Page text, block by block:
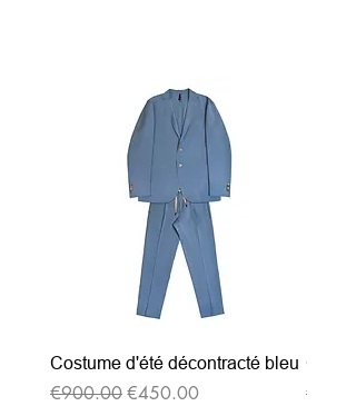
Costume d'été décontracté bleu
通常価格
€900.00セール価格
€450.00 通常価